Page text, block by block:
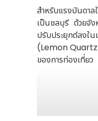
สำหรับแรงบันดา
เป็นชลบุรี ด้วยจัง
ปรับประยุกต์ลงใ
(Lemon
ของการท่องเที่ยว
นางสาวนราวัล
มือกับกองประก
2023 คุณพิมพ์พิ
ม่อน ควอตซ์